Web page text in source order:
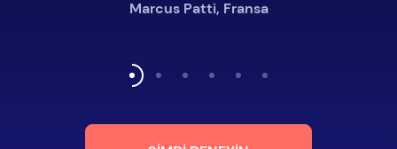
Marcus Patti, Fransa